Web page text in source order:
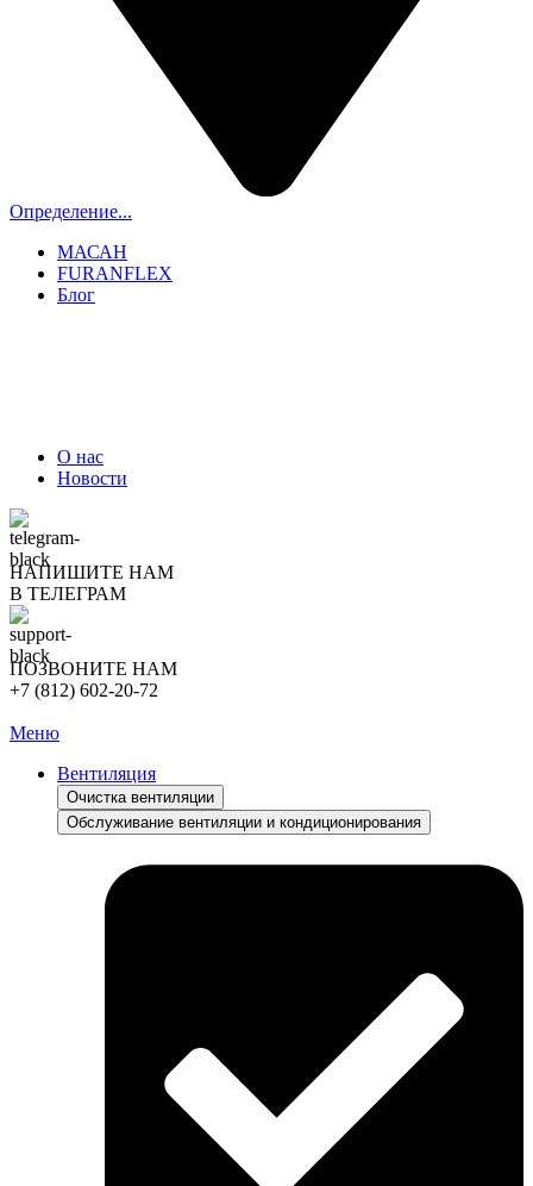
Определение...
МАСАН
FURANFLEX
Блог
О нас
Новости
НАПИШИТЕ НАМ
В ТЕЛЕГРАМ
ПОЗВОНИТЕ НАМ
+7 (812) 602-20-72
Меню
Вентиляция
Очистка вентиляции
Обслуживание вентиляции и кондиционирования